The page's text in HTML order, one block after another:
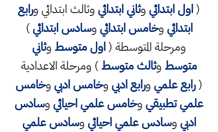
(اول ابتدائي وثاني ابتدائي وثالث ابتدائي ورابع
ابتدائي وخامس ابتدائي وسادس ابتدائي)
ومرحلة المتوسطة (اول متوسط وثاني
متوسط وثالث متوسط) ومرحلة الاعدادية
(رابع علمي ورابع ادبي وخامس ادبي وخامس
علمي تطبيقي وخامس علمي احيائي وسادس
ادبي وسادس علمي احيائي وسادس علمي